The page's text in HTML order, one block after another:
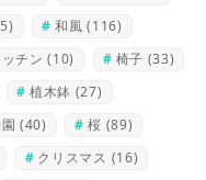
和風 (116)
チン (10) 椅子 (33)
植木鉢 (27)
(40) 桜 (89)
クリスマス (16)